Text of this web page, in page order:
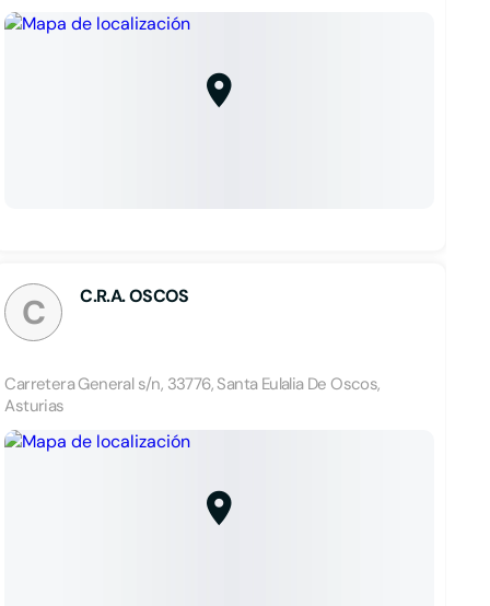
C C.R.A. OSCOS
Carretera General s/n, 33776, Santa Eulalia De Oscos,
Asturias